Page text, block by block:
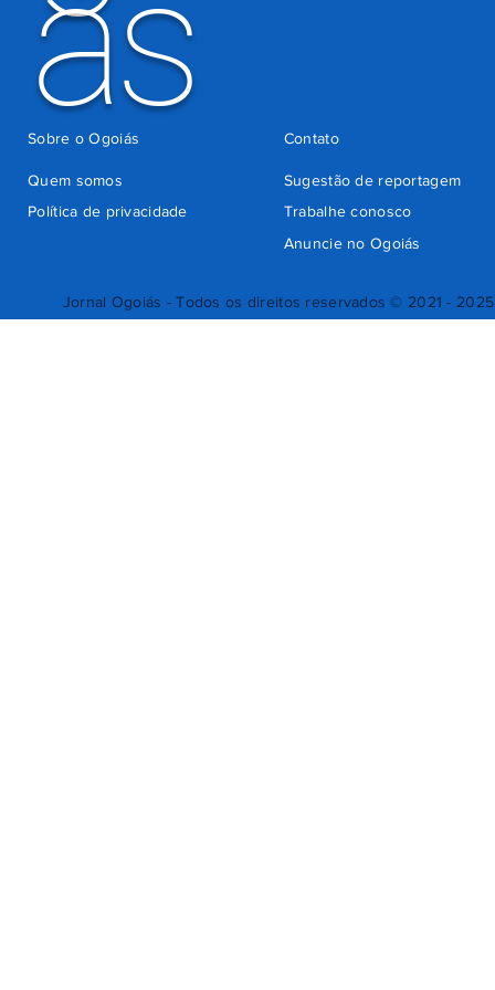
Jornal Ogoiás - Todos os direitos reservados © 2021 - 2025
ás
Quem somos
Sugestão de reportagem
Trabalhe conosco
Política de privacidade
Anuncie no Ogoiás
Contato
Sobre o Ogoiás